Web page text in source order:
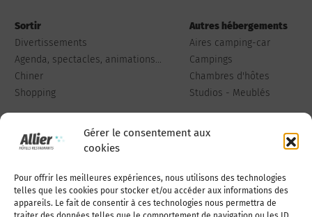
Gérer le consentement aux
cookies
Pour offrir les meilleures expériences, nous utilisons des technologies
telles que les cookies pour stocker et/ou accéder aux informations des
appareils. Le fait de consentir à ces technologies nous permettra de
Sortir
Divertissements
Agenda, spectacles, animations...
Chiner
Shopping
Autres hébergements
Aires camping-car
Campings
Chambres d'hôtes
Studios - Meublés
Qui sommes-nous Publiez votre annonce